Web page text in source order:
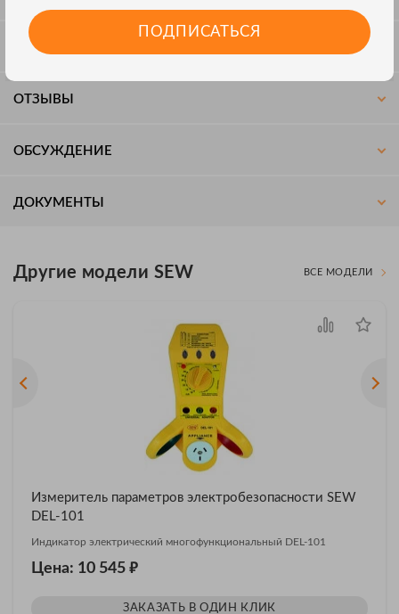
КОМПЛЕКТАЦИЯ
ОТЗЫВЫ
ОБСУЖДЕНИЕ
ДОКУМЕНТЫ
Другие модели SEW ВСЕ МОДЕЛИ
Измеритель параметров электробезопасности SEW
DEL-101
Индикатор электрический многофункциональный DEL-101
Цена: 10 545 ₽
ЗАКАЗАТЬ В ОДИН КЛИК
ПОДПИСАТЬСЯ